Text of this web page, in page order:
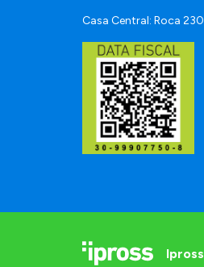
Casa Central: Roca 230
Ipross